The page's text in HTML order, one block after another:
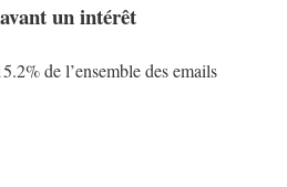
un intérêt
de l’ensemble des emails